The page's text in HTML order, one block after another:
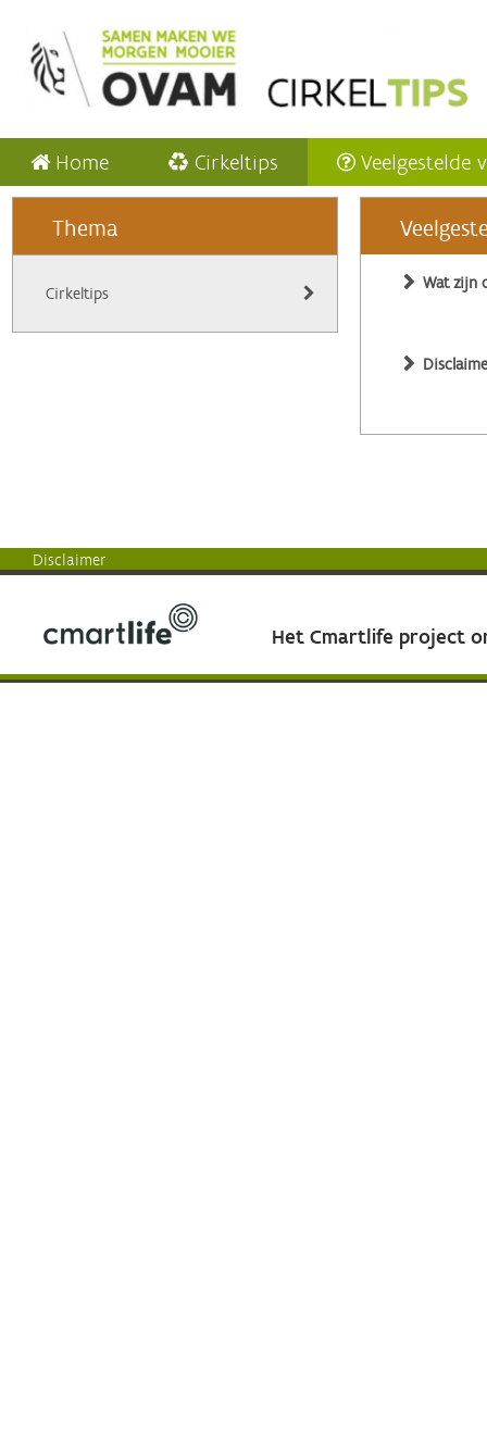
Home Cirkeltips Veelgestelde
Thema
Cirkeltips
Wat zijn
Disclaimer
Het Cmartlife project